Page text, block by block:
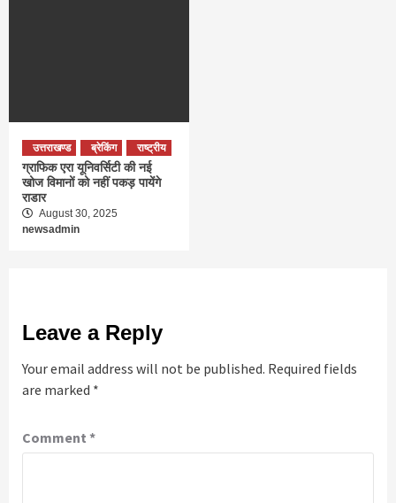
उत्तराखण्ड ब्रेकिंग राष्ट्रीय
ग्राफिक एरा यूनिवर्सिटी की नई
खोज विमानों को नहीं पकड़ पायेंगे
राडार
August 30, 2025
newsadmin
Leave a Reply
Your email address will not be published. Required fields
are marked *
Comment *